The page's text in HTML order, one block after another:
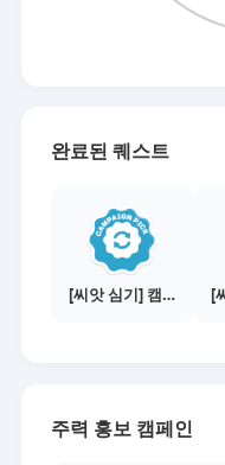
완료된 퀘스트
[씨앗 심기] 캠페인 전환하기
주력 홍보 캠페인